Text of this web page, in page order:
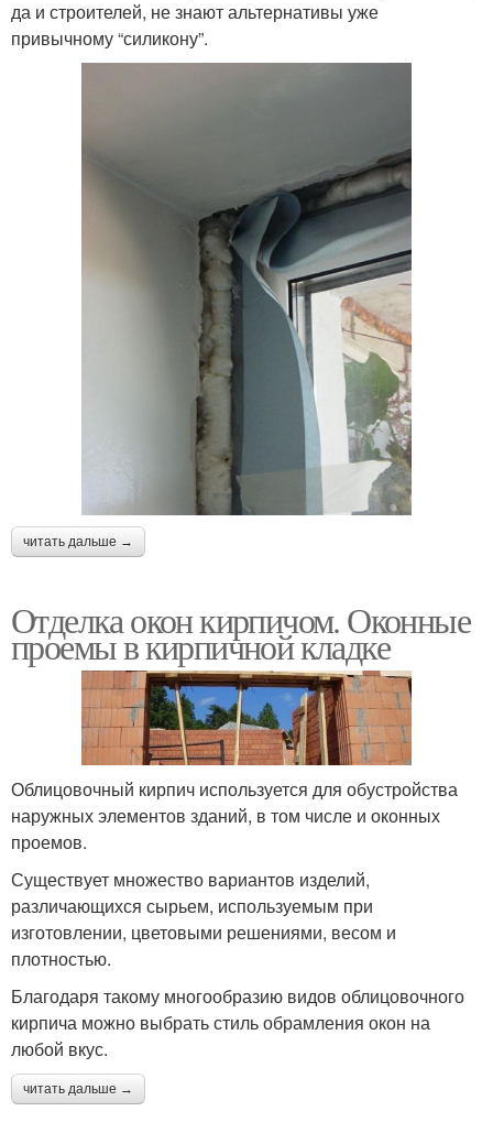
да и строителей, не знают альтернативы уже
привычному “силикону”.
читать дальше →
Отделка окон кирпичом. Оконные
проемы в кирпичной кладке
Облицовочный кирпич используется для обустройства
наружных элементов зданий, в том числе и оконных
проемов.
Существует множество вариантов изделий,
различающихся сырьем, используемым при
изготовлении, цветовыми решениями, весом и
плотностью.
Благодаря такому многообразию видов облицовочного
кирпича можно выбрать стиль обрамления окон на
любой вкус.
читать дальше →